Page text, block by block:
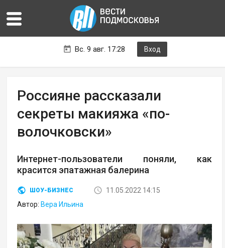
Вс. 9 авг. 17:28 Вход
Россияне рассказали
секреты макияжа «по-
волочковски»
Интернет-пользователи поняли, как
красится эпатажная балерина
ШОУ-БИЗНЕС
11.05.2022 14:15
Автор: Вера Ильина